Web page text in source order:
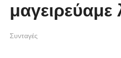
υλικά, έτοιμο σε
μαγειρεύαμε
Συνταγές